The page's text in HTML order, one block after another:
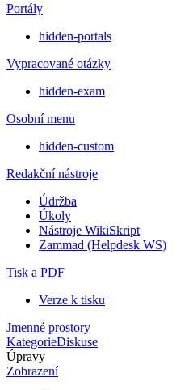
Portály
hidden-portals
Vypracované otázky
hidden-exam
Osobní menu
hidden-custom
Redakční nástroje
Údržba
Úkoly
Nástroje WikiSkript
Zammad (Helpdesk WS)
Tisk a PDF
Verze k tisku
Jmenné prostory
KategorieDiskuse
Úpravy
Zobrazení